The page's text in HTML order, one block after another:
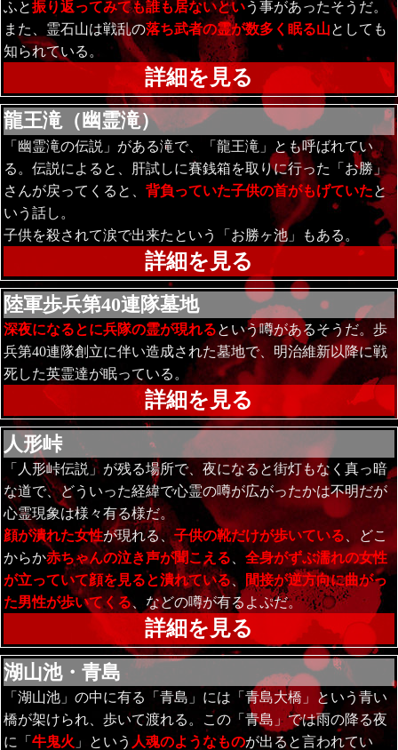
ふと振り返ってみても誰も居ないという事があったそうだ。
また、霊石山は戦乱の落ち武者の霊が数多く眠る山としても
知られている。
詳細を見る
龍王滝（幽霊滝）
「幽霊滝の伝説」がある滝で、「龍王滝」とも呼ばれてい
る。伝説によると、肝試しに賽銭箱を取りに行った「お勝」
さんが戻ってくると、背負っていた子供の首がもげていたと
いう話し。
子供を殺されて涙で出来たという「お勝ヶ池」もある。
詳細を見る
陸軍歩兵第40連隊墓地
深夜になるとに兵隊の霊が現れるという噂があるそうだ。歩
兵第40連隊創立に伴い造成された墓地で、明治維新以降に戦
死した英霊達が眠っている。
詳細を見る
人形峠
「人形峠伝説」が残る場所で、夜になると街灯もなく真っ暗
な道で、どういった経緯で心霊の噂が広がったかは不明だが
心霊現象は様々有る様だ。
顔が潰れた女性が現れる、子供の靴だけが歩いている 、どこ
からか赤ちゃんの泣き声が聞こえる 、全身がずぶ濡れの女性
が立っていて顔を見ると潰れている、 間接が逆方向に曲がっ
た男性が歩いてくる、などの噂が有るよぷだ。
詳細を見る
湖山池・青島
「湖山池」の中に有る「青島」には「青島大橋」という青い
橋が架けられ、歩いて渡れる。この「青島」では雨の降る夜
に「牛鬼火 」という 人魂のようなものが出ると言われてい